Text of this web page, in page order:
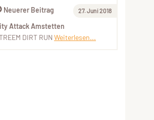
Neuerer Beitrag 27. Juni 2018
Attack Amstetten
DIRT RUN Weiterlesen...